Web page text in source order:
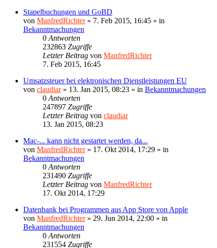
Stapelbuchungen und GoBD
von ManfredRichter» 7. Feb 2015, 16:45 » in
Bekanntmachungen
0 Antworten
232863 Zugriffe
Letzter Beitrag von ManfredRichter
7. Feb 2015, 16:45
Umsatzsteuer bei elektronischen Dienstleistungen EU
von claudiar» 13. Jan 2015, 08:23 » in Bekanntmachungen
0 Antworten
247897 Zugriffe
Letzter Beitrag von claudiar
13. Jan 2015, 08:23
Mac-... kann nicht gestartet werden, da...
von ManfredRichter» 17. Okt 2014, 17:29 » in
Bekanntmachungen
0 Antworten
231490 Zugriffe
Letzter Beitrag von ManfredRichter
17. Okt 2014, 17:29
Datenbank bei Programmen aus App Store von Apple
von ManfredRichter» 29. Jun 2014, 22:00 » in
Bekanntmachungen
0 Antworten
231554 Zugriffe